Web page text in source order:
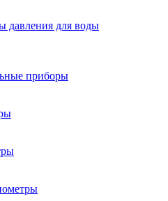
давления для воды
приборы